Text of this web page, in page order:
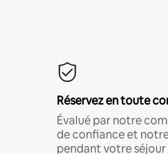
Réservez en toute
Évalué par notre
de confiance et
pendant votre